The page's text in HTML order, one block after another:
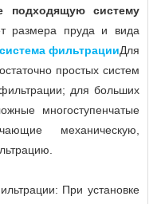
подходящую систему
размера пруда и вида
система фильтрацииДля
простых систем
для больших
многоступенчатые
механическую,
При установке